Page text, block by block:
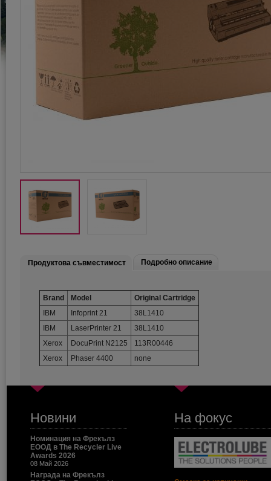
Продуктова съвместимост Подробно описание
Brand Model
Original Cartridge
IBM
Infoprint 21
38L1410
IBM
LaserPrinter 21
38L1410
Xerox
DocuPrint N2125
113R00446
Xerox
Phaser 4400 none
Новини
Номинация на Фрекълз
ЕООД в The Recycler Live
Awards 2026
08 Май 2026
Награда на Фрекълз
На фокус